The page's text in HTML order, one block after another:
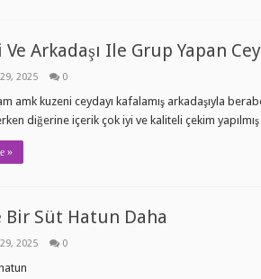
Ve Arkadaşı Ile Grup Yapan
2025 0
amk kuzeni ceydayı kafalamış arkadaşıyla
diğerine içerik çok iyi ve kaliteli çekim
»
Bir Süt Hatun Daha
2025 0